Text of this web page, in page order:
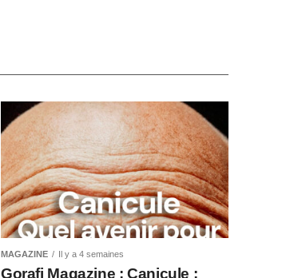
MAGAZINE Il y a 4 semaines
Gorafi Magazine : Canicule :